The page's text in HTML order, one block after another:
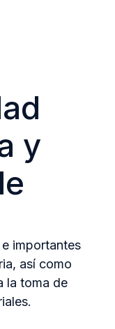
y
importantes
así como
la toma de